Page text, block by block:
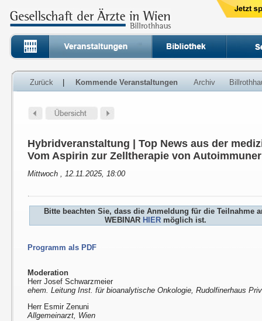
Zurück Kommende Veranstaltungen Archiv
Hybridveranstaltung | Top News aus der
Vom Aspirin zur Zelltherapie von
Mittwoch , 12.11.2025, 18:00
Bitte beachten Sie, dass die Anmeldung für die Teilnahme
WEBINAR HIER möglich ist.
Programm als PDF
Moderation
Herr Josef Schwarzmeier
ehem. Leitung Inst. für bioanalytische Onkologie, Rudolfinerhaus
Herr Esmir Zenuni
Allgemeinarzt, Wien